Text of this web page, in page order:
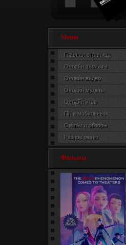
Меню
Главная страница
Онлайн фильмы
Онлайн видео
Онлайн мульты
Онлайн игры
ПК и мобильным
Статьи и обзоры
Разное меню
Фильмы